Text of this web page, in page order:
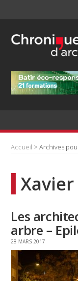
Accueil > Archives
Les
arbre –
28 MARS 2017